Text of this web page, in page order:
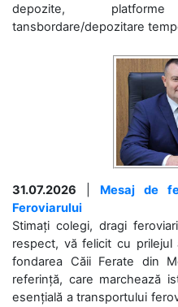
depozite,
tansbordare/depozitare
31.07.2026
Mesaj de
Feroviarului
Stimați colegi, dragi
respect, vă felicit cu
fondarea Căii Ferate din
referință, care marchează
esențială a transportului